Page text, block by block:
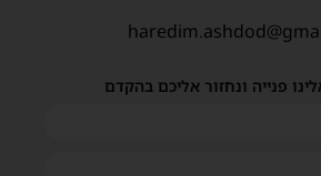
פנייה ונחזור אליכם בהקדם